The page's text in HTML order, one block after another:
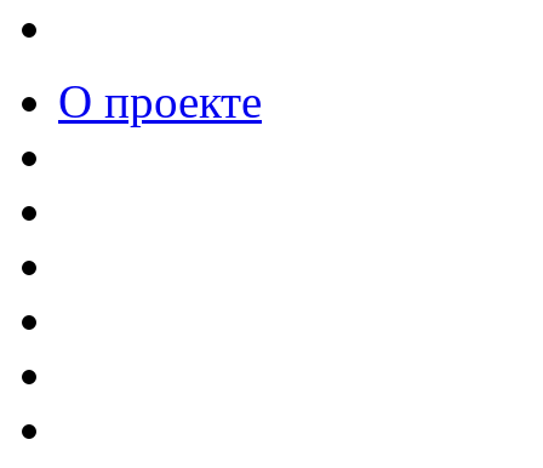
О проекте